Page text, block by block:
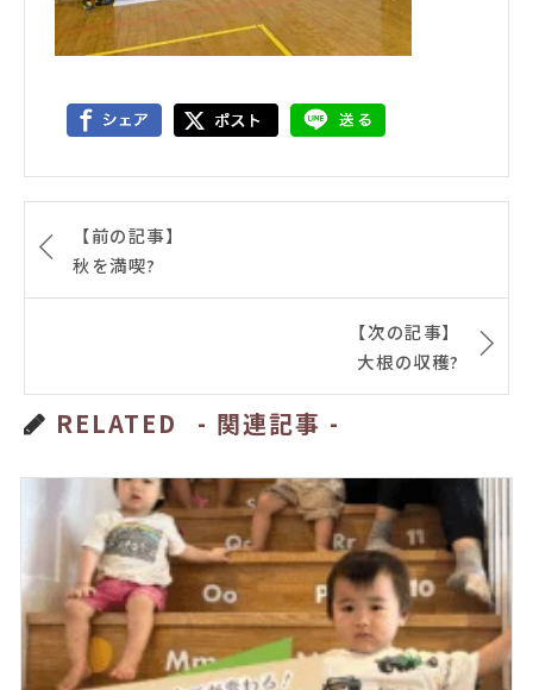
【前の記事】
秋を満喫?
【次の記事】
大根の収穫?
RELATED - 関連記事 -